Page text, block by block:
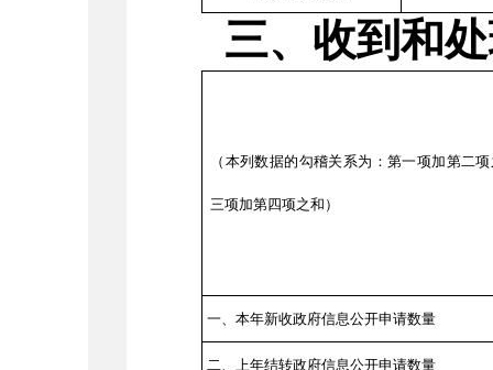
三、收到和
（本列数据的勾稽关系为：第一项加第二
三项加第四项之和）
一、本年新收政府信息公开申请数量
二、上年结转政府信息公开申请数量